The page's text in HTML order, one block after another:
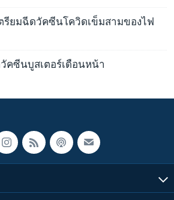
รียมฉีดวัคซีนโควิดเข็มสามของไฟ
คซีนบูสเตอร์เดือนหน้า